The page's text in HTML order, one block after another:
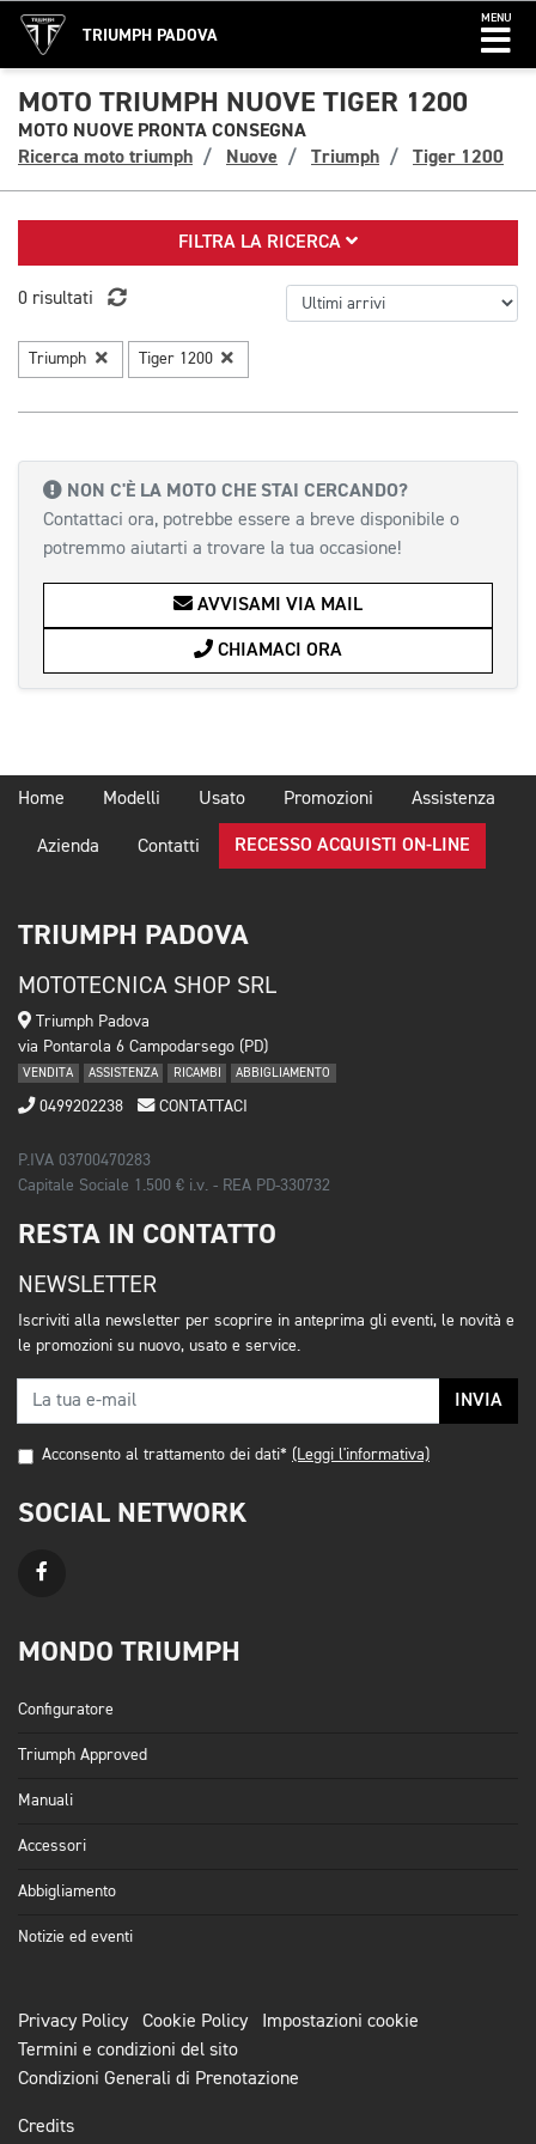
TRIUMPH PADOVA
MENU
MOTO TRIUMPH NUOVE TIGER 1200
MOTO NUOVE PRONTA CONSEGNA
Ricerca moto triumph
Nuove Triumph Tiger 1200
FILTRA LA RICERCA
0 risultati
Triumph Tiger 1200
NON C'È LA MOTO CHE STAI CERCANDO?
Contattaci ora, potrebbe essere a breve disponibile o
potremmo aiutarti a trovare la tua occasione!
AVVISAMI VIA MAIL
CHIAMACI ORA
Home Modelli Usato Promozioni Assistenza
Azienda Contatti RECESSO ACQUISTI ON-LINE
TRIUMPH PADOVA
MOTOTECNICA SHOP SRL
Triumph Padova
via Pontarola 6 Campodarsego (PD)
VENDITA ASSISTENZA RICAMBI ABBIGLIAMENTO
0499202238 CONTATTACI
P.IVA 03700470283
Capitale Sociale 1.500 € i.v. - REA PD-330732
RESTA IN CONTATTO
NEWSLETTER
Iscriviti alla newsletter per scoprire in anteprima gli eventi, le novità e
le promozioni su nuovo, usato e service.
INVIA
Acconsento al trattamento dei dati* (Leggi l'informativa)
SOCIAL NETWORK
MONDO TRIUMPH
Configuratore
Triumph Approved
Manuali
Accessori
Abbigliamento
Notizie ed eventi
Privacy Policy Cookie Policy
Impostazioni cookie
Termini e condizioni del sito
Condizioni Generali di Prenotazione
Credits